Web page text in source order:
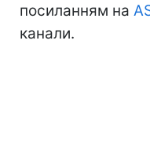
посиланням на
канали.